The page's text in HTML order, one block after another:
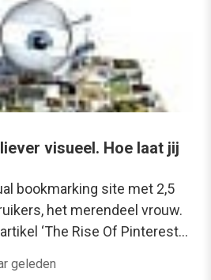
visueel. Hoe laat jij
bookmarking site met 2,5
het merendeel vrouw.
‘The Rise Of Pinterest…
geleden